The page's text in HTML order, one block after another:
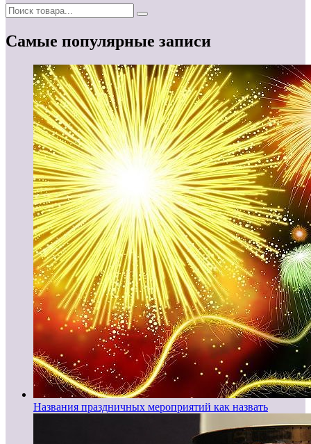
Самые популярные записи
Названия праздничных мероприятий как назвать